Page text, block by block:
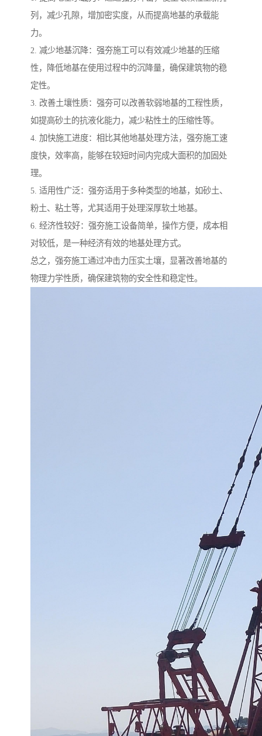
列，减少孔隙，增加密实度，从而提高地基的承载能
力。
2. 减少地基沉降：强夯施工可以有效减少地基的压缩
性，降低地基在使用过程中的沉降量，确保建筑物的稳
定性。
3. 改善土壤性质：强夯可以改善软弱地基的工程性质，
如提高砂土的抗液化能力，减少粘性土的压缩性等。
4. 加快施工进度：相比其他地基处理方法，强夯施工速
度快，效率高，能够在较短时间内完成大面积的加固处
理。
5. 适用性广泛：强夯适用于多种类型的地基，如砂土、
粉土、粘土等，尤其适用于处理深厚软土地基。
6. 经济性较好：强夯施工设备简单，操作方便，成本相
对较低，是一种经济有效的地基处理方式。
总之，强夯施工通过冲击力压实土壤，显著改善地基的
物理力学性质，确保建筑物的安全性和稳定性。